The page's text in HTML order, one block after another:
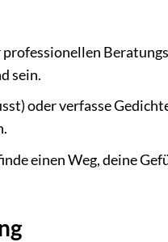
sein.
oder verfasse
einen Weg, deine